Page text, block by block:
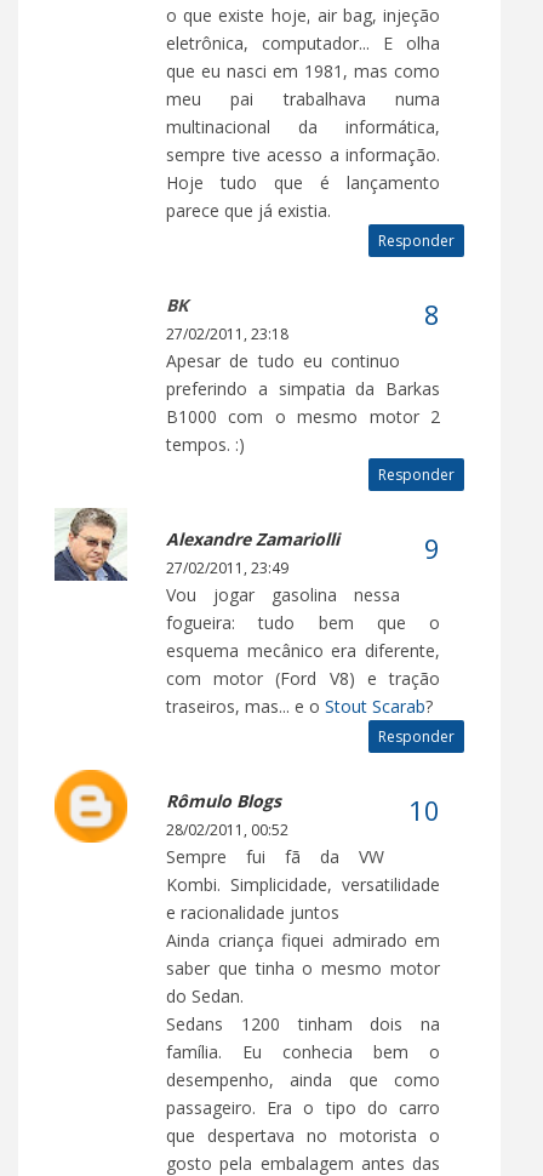
o que existe hoje, air bag, injeção
eletrônica, computador... E olha
que eu nasci em 1981, mas como
meu pai trabalhava numa
multinacional da informática,
sempre tive acesso a informação.
Hoje tudo que é lançamento
parece que já existia.
Responder
BK
27/02/2011, 23:18
Apesar de tudo eu continuo
preferindo a simpatia da Barkas
B1000 com o mesmo motor 2
tempos. :)
Responder
Alexandre Zamariolli
27/02/2011, 23:49
Vou jogar gasolina nessa
fogueira: tudo bem que o
esquema mecânico era diferente,
com motor (Ford V8) e tração
traseiros, mas... e o Stout Scarab?
Responder
Rômulo Blogs
28/02/2011, 00:52
Sempre fui fã da VW
Kombi. Simplicidade, versatilidade
e racionalidade juntos
Ainda criança fiquei admirado em
saber que tinha o mesmo motor
do Sedan.
Sedans 1200 tinham dois na
família. Eu conhecia bem o
desempenho, ainda que como
passageiro. Era o tipo do carro
que despertava no motorista o
gosto pela embalagem antes das